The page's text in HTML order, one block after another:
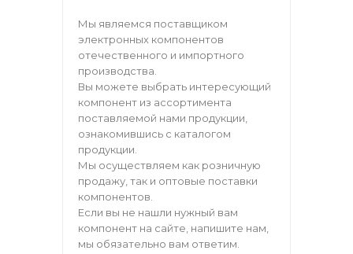
Мы являемся поставщиком
электронных компонентов
отечественного и импортного
производства.
Вы можете выбрать интересующий
компонент из ассортимента
поставляемой нами продукции,
ознакомившись с каталогом
продукции.
Мы осуществляем как розничную
продажу, так и оптовые поставки
компонентов.
Если вы не нашли нужный вам
компонент на сайте, напишите нам,
мы обязательно вам ответим.